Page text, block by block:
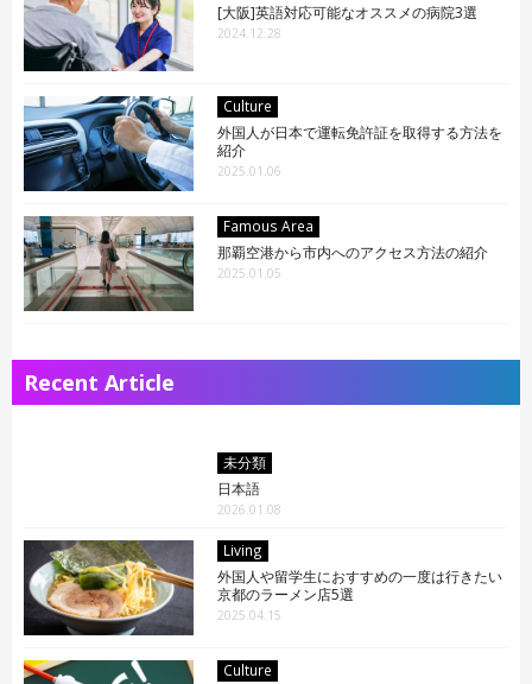
[大阪]英語対応可能なオススメの病院3選
2024.12.28
Culture
外国人が日本で運転免許証を取得する方法を
紹介
2025.01.06
Famous Area
那覇空港から市内へのアクセス方法の紹介
2025.01.05
Recent Article
未分類
日本語
2026.01.08
Living
外国人や留学生におすすめの一度は行きたい
京都のラーメン店5選
2025.04.15
Culture
日本語
Português
Français
LIVING
NEWS
TRAVEL